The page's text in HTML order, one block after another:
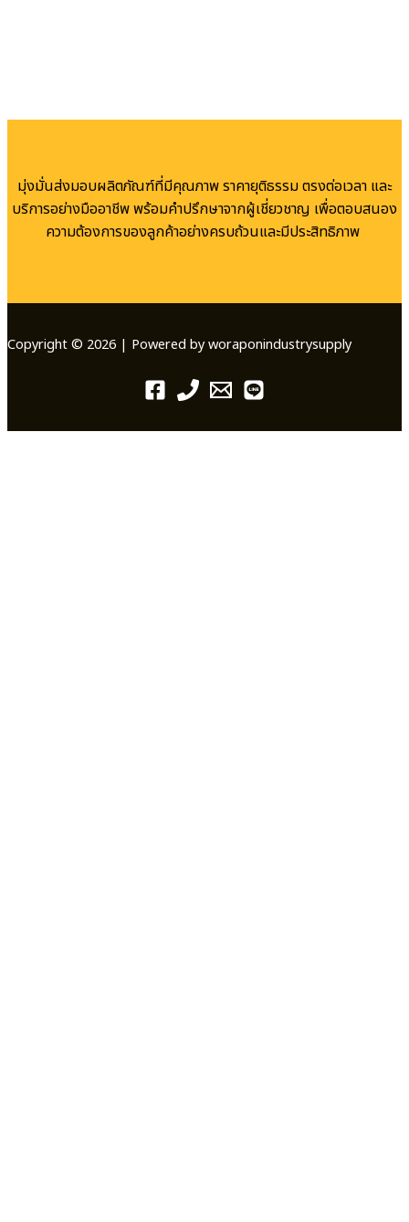
มุ่งมั่นส่งมอบผลิตภัณฑ์ที่มีคุณภาพ ราคายุติธรรม ตรงต่อเวลา และ
บริการอย่างมืออาชีพ พร้อมคำปรึกษาจากผู้เชี่ยวชาญ เพื่อตอบสนอง
ความต้องการของลูกค้าอย่างครบถ้วนและมีประสิทธิภาพ
Copyright © 2026 | Powered by woraponindustrysupply